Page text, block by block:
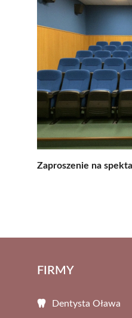
Zaproszenie na
FIRMY
Dentysta Oława